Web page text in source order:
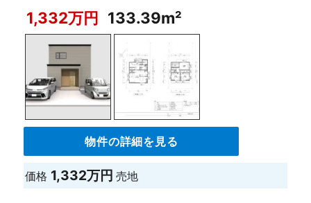
1,332万円 133.39m²
物件の詳細を見る
価格 1,332万円売地